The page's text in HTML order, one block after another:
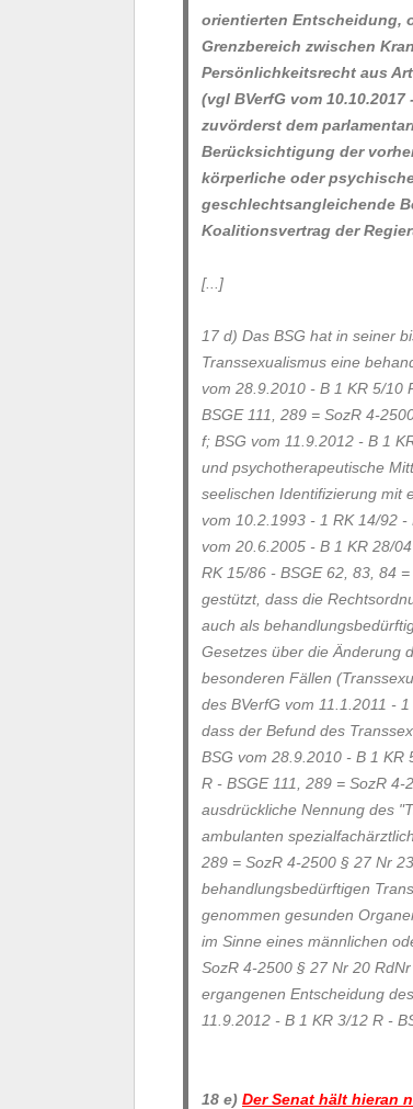
orientierten Entscheidung,
Grenzbereich zwischen
Persönlichkeitsrecht aus
(vgl BVerfG vom 10.10.2017
zuvörderst dem
Berücksichtigung der
körperliche oder
geschlechtsangleichende
Koalitionsvertrag der
[...]
17 d) Das BSG hat in seiner
Transsexualismus eine
vom 28.9.2010 - B 1 KR 5/10
BSGE 111, 289 = SozR 4-
f; BSG vom 11.9.2012 - B 1
und psychotherapeutische
seelischen Identifizierung mit
vom 10.2.1993 - 1 RK 14/92
vom 20.6.2005 - B 1 KR 28/
RK 15/86 - BSGE 62, 83, 84
gestützt, dass die
auch als
Gesetzes über die Änderung
besonderen Fällen
des BVerfG vom 11.1.2011 -
dass der Befund des
BSG vom 28.9.2010 - B 1 KR
R - BSGE 111, 289 = SozR
ausdrückliche Nennung des
ambulanten
289 = SozR 4-2500 § 27 Nr
behandlungsbedürftigen
genommen gesunden
im Sinne eines männlichen
SozR 4-2500 § 27 Nr 20
ergangenen Entscheidung
11.9.2012 - B 1 KR 3/12 R -
18 e) Der Senat hält hieran